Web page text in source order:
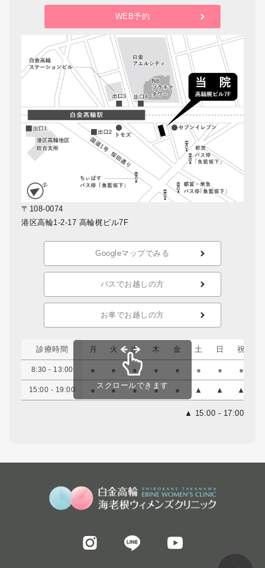
WEB予約
〒108-0074
港区高輪1-2-17 高輪梶ビル7F
Googleマップでみる
バスでお越しの方
お車でお越しの方
診療時間 月 火 水 木 金 土 日 祝
8:30 - 13:00 ● ● ● ● ● ● ● ●
15:00 - 19:00 ● ● ● ● ● ▲ ▲ ▲
スクロールできます
▲ 15:00 - 17:00